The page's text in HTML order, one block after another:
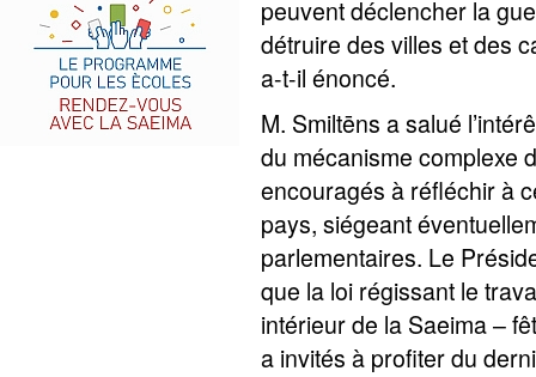
peuvent déclencher la
détruire des villes et des
a-t-il énoncé.
M. Smiltēns a salué
du mécanisme complexe
encouragés à réfléchir à
pays, siégeant
parlementaires. Le
que la loi régissant le
intérieur de la Saeima –
a invités à profiter du